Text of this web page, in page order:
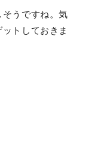
うですね。気
トしておきま